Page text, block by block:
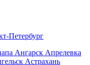
Петербург
Ангарск Апрелевка
Астрахань